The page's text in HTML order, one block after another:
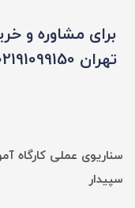
برای مشاوره و
تهران 02191099150 یا 09190910517تماس بگیرید.
سناریوی عملی کارگاه
سپیدار